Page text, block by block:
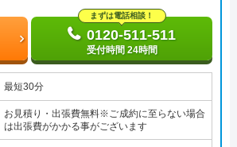
まずは電話相談！
0120-511-511
受付時間 24時間
最短30分
お見積り・出張費無料※ご成約に至らない場合
は出張費がかかる事がございます